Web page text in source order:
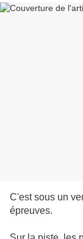
C'est sous un
épreuves.